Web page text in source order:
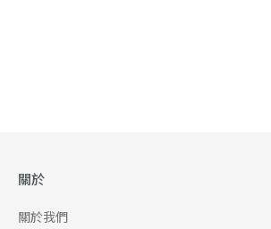
關於
關於我們